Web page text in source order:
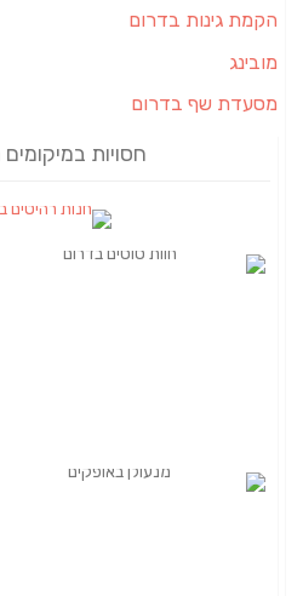
הקמת גינות בדרום
מובינג
מסעדת שף בדרום
חסויות